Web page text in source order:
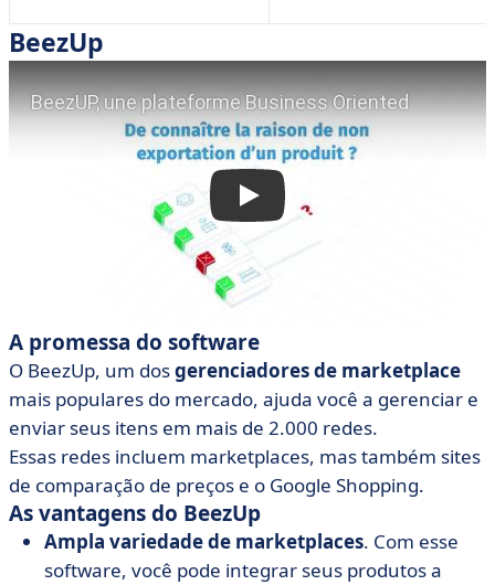
BeezUp
A promessa do software
O BeezUp, um dosgerenciadores de marketplace
mais populares do mercado, ajuda você a gerenciar e
enviar seus itens em mais de 2.000 redes.
Essas redes incluem marketplaces, mas também sites
de comparação de preços e o Google Shopping.
As vantagens do BeezUp
Ampla variedade de marketplaces. Com esse
software, você pode integrar seus produtos a